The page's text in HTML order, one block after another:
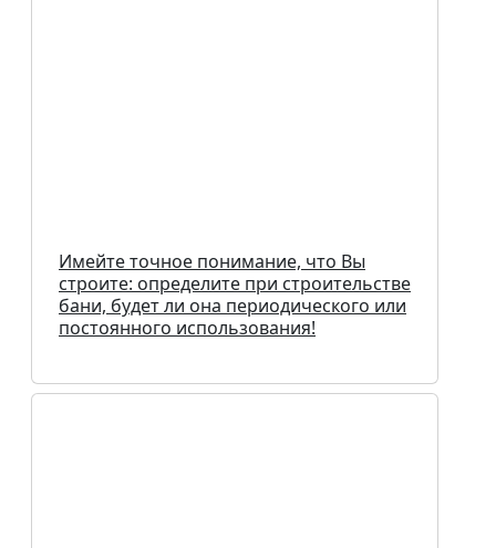
Имейте точное понимание, что Вы
строите: определите при строительстве
бани, будет ли она периодического или
постоянного использования!